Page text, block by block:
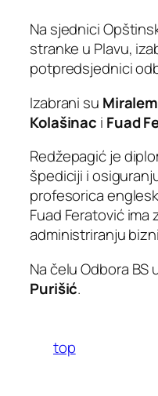
Na sjednici
stranke u Plavu,
potpredsjednici
Izabrani su
Kolašinac i Fuad
Redžepagić je
špediciji i
profesorica
Fuad Feratović ima
administriranju
Na čelu Odbora BS
Purišić.
top